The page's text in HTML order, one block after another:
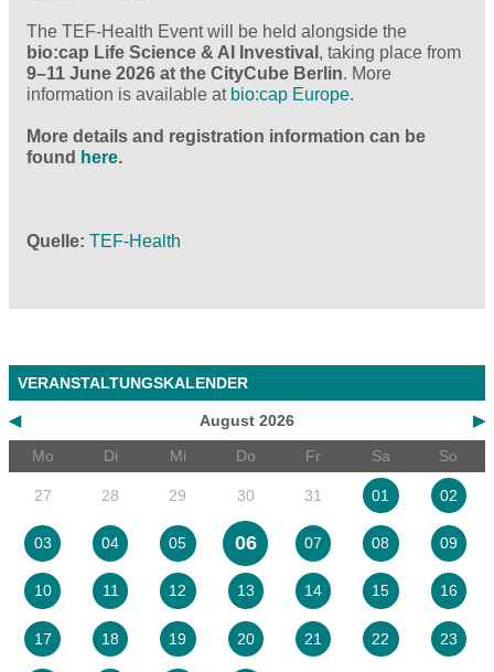
The TEF-Health Event will be held alongside the
bio:cap Life Science & AI Investival , taking place from
9–11 June 2026 at the CityCube Berlin. More
information is available at bio:cap Europe.
More details and registration information can be
found here.
Quelle TEF-Health
VERANSTALTUNGSKALENDER
◀ ▶
August 2026
Mo
Di Mi Do Fr Sa So
27 28 29 30 31 01 02
03 04 05 06 07 08 09
10 11 12 13 14 15 16
17 18 19 20 21 22 23